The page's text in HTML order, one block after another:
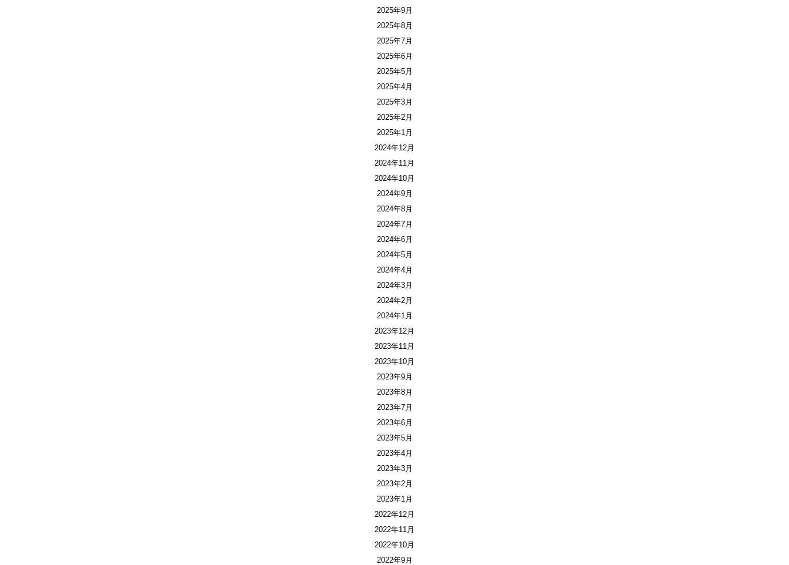
2025年9月
2025年8月
2025年7月
2025年6月
2025年5月
2025年4月
2025年3月
2025年2月
2025年1月
2024年12月
2024年11月
2024年10月
2024年9月
2024年8月
2024年7月
2024年6月
2024年5月
2024年4月
2024年3月
2024年2月
2024年1月
2023年12月
2023年11月
2023年10月
2023年9月
2023年8月
2023年7月
2023年6月
2023年5月
2023年4月
2023年3月
2023年2月
2023年1月
2022年12月
2022年11月
2022年10月
2022年9月